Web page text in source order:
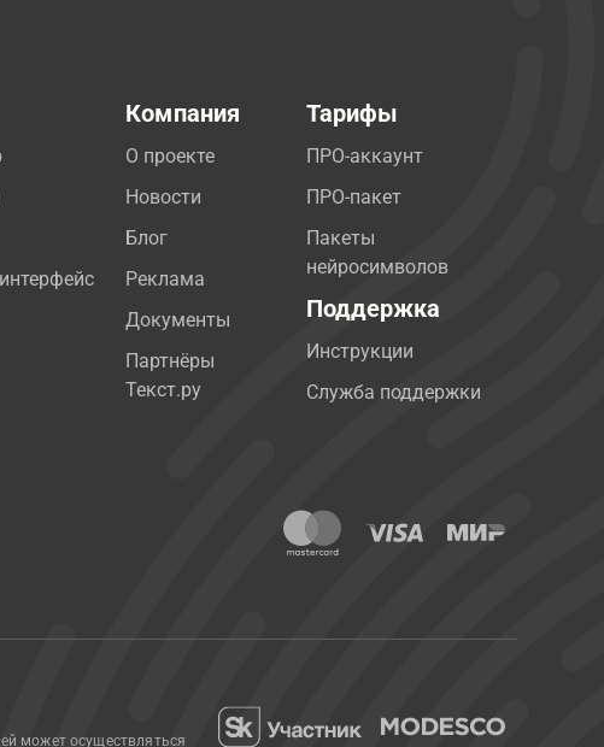
Компания
О проекте
Новости
Блог
Реклама
Документы
Партнёры
Текст.ру
Тарифы
ПРО-аккаунт
ПРО-пакет
Пакеты
нейросимволов
Поддержка
Инструкции
Служба поддержки
может осуществляться